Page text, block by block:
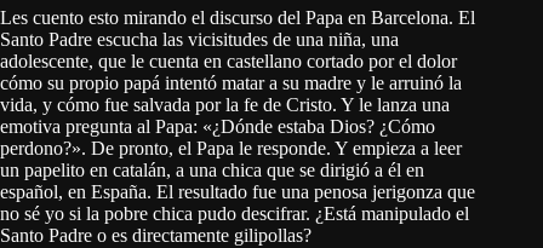
Les cuento esto mirando el discurso del Papa en Barcelona. El
Santo Padre escucha las vicisitudes de una niña, una
adolescente, que le cuenta en castellano cortado por el dolor
cómo su propio papá intentó matar a su madre y le arruinó la
vida, y cómo fue salvada por la fe de Cristo. Y le lanza una
emotiva pregunta al Papa: «¿Dónde estaba Dios? ¿Cómo
perdono?». De pronto, el Papa le responde. Y empieza a leer
un papelito en catalán, a una chica que se dirigió a él en
español, en España. El resultado fue una penosa jerigonza que
no sé yo si la pobre chica pudo descifrar. ¿Está manipulado el
Santo Padre o es directamente gilipollas?